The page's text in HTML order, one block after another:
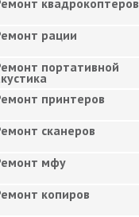
квадрокоптеров
рации
портативной
принтеров
сканеров
мфу
копиров